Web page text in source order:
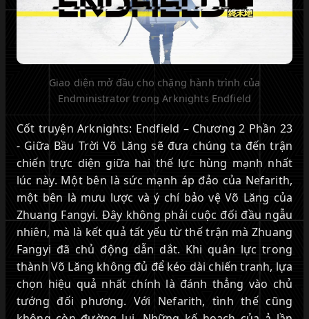
Giao diện mở đầu cho chặng hành trình của
Endministrator trong Arknights Endfield
Cốt truyện Arknights: Endfield – Chương 2 Phần 23
- Giữa Bầu Trời Võ Lăng sẽ đưa chúng ta đến trận
chiến trực diện giữa hai thế lực hùng mạnh nhất
lúc này. Một bên là sức mạnh áp đảo của Nefarith,
một bên là mưu lược và ý chí bảo vệ Võ Lăng của
Zhuang Fangyi. Đây không phải cuộc đối đầu ngẫu
nhiên, mà là kết quả tất yếu từ thế trận mà Zhuang
Fangyi đã chủ động dẫn dắt. Khi quân lực trong
thành Võ Lăng không đủ để kéo dài chiến tranh, lựa
chọn hiệu quả nhất chính là đánh thẳng vào chủ
tướng đối phương. Với Nefarith, tình thế cũng